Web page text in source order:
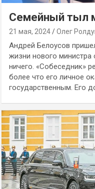
Семейный тыл
21 мая, 2024 Олег
Андрей Белоусов
жизни нового министра
ничего. «Собеседник»
более что его личное
государственным. Его